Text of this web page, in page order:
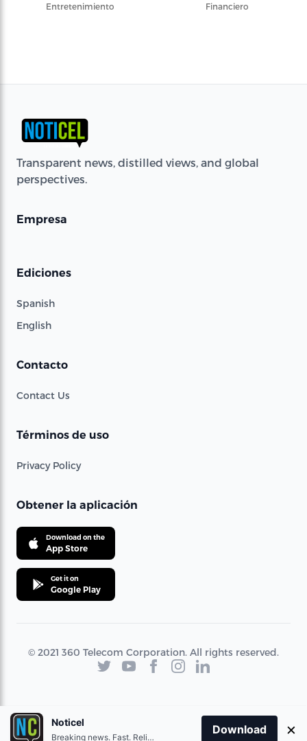
Entretenimiento
Financiero
Transparent news, distilled views, and global
perspectives.
Empresa
Ediciones
Spanish
English
Contacto
Contact Us
Términos de uso
Privacy Policy
Obtener la aplicación
Download on the
App Store
Get it on
Google Play
© 2021 360 Telecom Corporation. All rights reserved.
Noticel
Breaking news. Fast. Reliable.
Download ×